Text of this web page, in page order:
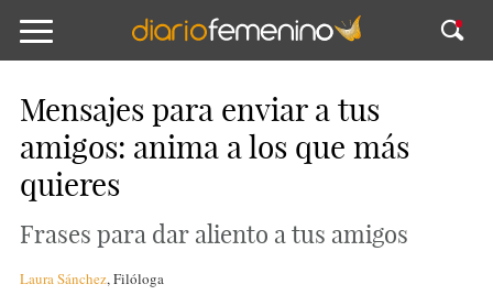
Mensajes para enviar a tus
amigos: anima a los que más
quieres
Frases para dar aliento a tus amigos
Laura Sánchez,Filóloga